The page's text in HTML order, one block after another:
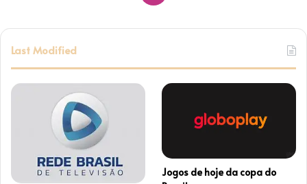
t
r
Last Modified
Jogos de hoje da copa do